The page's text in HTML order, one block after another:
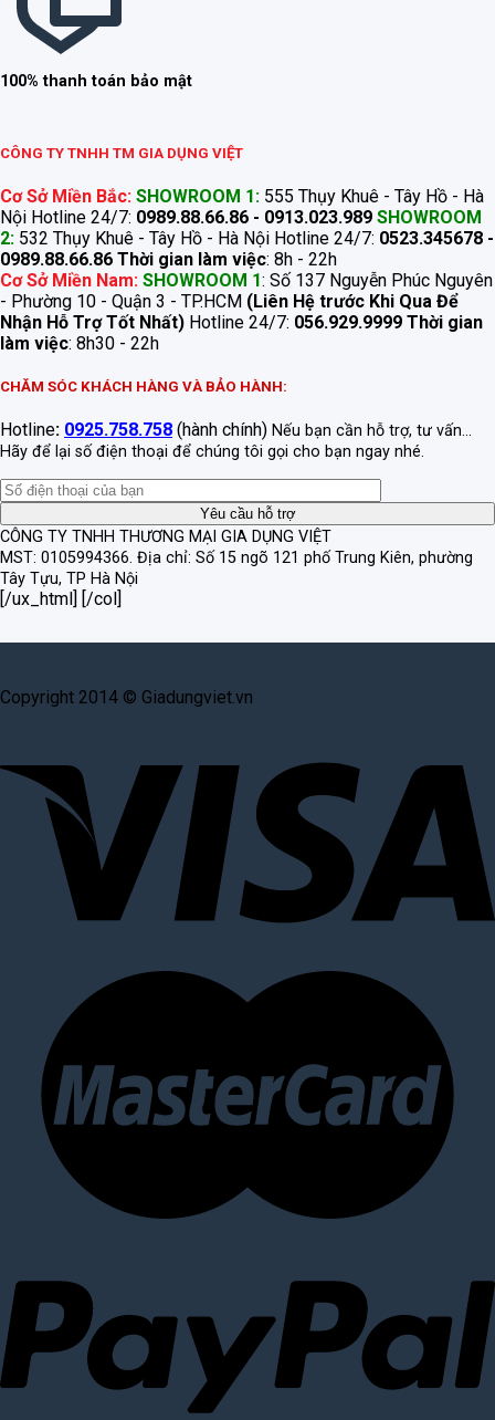
100% thanh toán bảo mật
CÔNG TY TNHH TM GIA DỤNG VIỆT
Cơ Sở Miền Bắc: SHOWROOM 1: 555 Thụy Khuê - Tây Hồ - Hà
Nội Hotline 24/7: 0989.88.66.86 - 0913.023.989 SHOWROOM
2: 532 Thụy Khuê - Tây Hồ - Hà Nội Hotline 24/7: 0523.345678 -
0989.88.66.86 Thời gian làm việc: 8h - 22h
Cơ Sở Miền Nam: SHOWROOM 1: Số 137 Nguyễn Phúc Nguyên
- Phường 10 - Quận 3 - TP.HCM (Liên Hệ trước Khi Qua Để
Nhận Hỗ Trợ Tốt Nhất) Hotline 24/7: 056.929.9999 Thời gian
làm việc: 8h30 - 22h
CHĂM SÓC KHÁCH HÀNG VÀ BẢO HÀNH:
Hotline: 0925.758.758 (hành chính) Nếu bạn cần hỗ trợ, tư vấn...
Hãy để lại số điện thoại để chúng tôi gọi cho bạn ngay nhé.
CÔNG TY TNHH THƯƠNG MẠI GIA DỤNG VIỆT
MST: 0105994366. Địa chỉ: Số 15 ngõ 121 phố Trung Kiên, phường
Tây Tựu, TP Hà Nội
[/ux_html] [/col]
Copyright 2014 © Giadungviet.vn